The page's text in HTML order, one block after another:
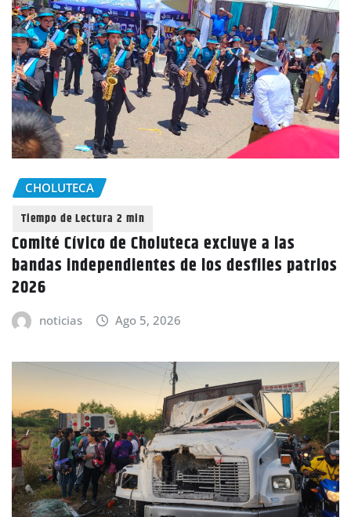
CHOLUTECA
Comité Cívico de Choluteca excluye a las
bandas independientes de los desfiles patrios
2026
noticias Ago 5, 2026